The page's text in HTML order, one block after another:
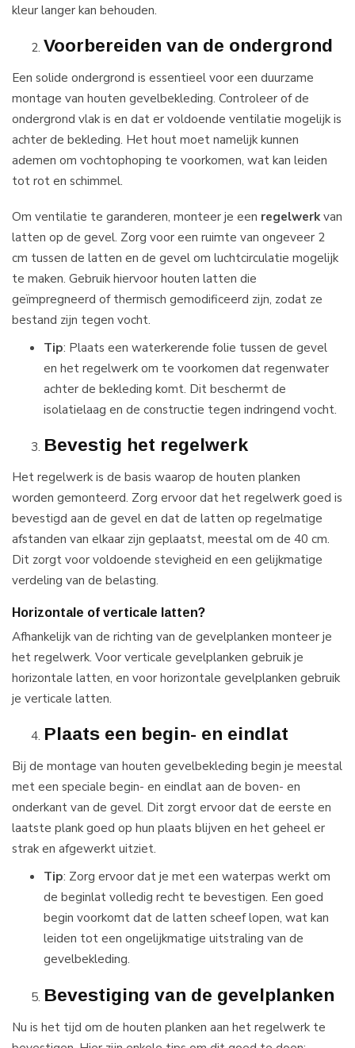
kleur langer kan behouden.
Voorbereiden van de ondergrond
Een solide ondergrond is essentieel voor een duurzame
montage van houten gevelbekleding. Controleer of de
ondergrond vlak is en dat er voldoende ventilatie mogelijk is
achter de bekleding. Het hout moet namelijk kunnen
ademen om vochtophoping te voorkomen, wat kan leiden
tot rot en schimmel.
Om ventilatie te garanderen, monteer je een regelwerkvan
latten op de gevel. Zorg voor een ruimte van ongeveer 2
cm tussen de latten en de gevel om luchtcirculatie mogelijk
te maken. Gebruik hiervoor houten latten die
geïmpregneerd of thermisch gemodificeerd zijn, zodat ze
bestand zijn tegen vocht.
Tip: Plaats een waterkerende folie tussen de gevel
en het regelwerk om te voorkomen dat regenwater
achter de bekleding komt. Dit beschermt de
isolatielaag en de constructie tegen indringend vocht.
Bevestig het regelwerk
Het regelwerk is de basis waarop de houten planken
worden gemonteerd. Zorg ervoor dat het regelwerk goed is
bevestigd aan de gevel en dat de latten op regelmatige
afstanden van elkaar zijn geplaatst, meestal om de 40 cm.
Dit zorgt voor voldoende stevigheid en een gelijkmatige
verdeling van de belasting.
Horizontale of verticale latten?
Afhankelijk van de richting van de gevelplanken monteer je
het regelwerk. Voor verticale gevelplanken gebruik je
horizontale latten, en voor horizontale gevelplanken gebruik
je verticale latten.
Plaats een begin- en eindlat
Bij de montage van houten gevelbekleding begin je meestal
met een speciale begin- en eindlat aan de boven- en
onderkant van de gevel. Dit zorgt ervoor dat de eerste en
laatste plank goed op hun plaats blijven en het geheel er
strak en afgewerkt uitziet.
Tip: Zorg ervoor dat je met een waterpas werkt om
de beginlat volledig recht te bevestigen. Een goed
begin voorkomt dat de latten scheef lopen, wat kan
leiden tot een ongelijkmatige uitstraling van de
gevelbekleding.
Bevestiging van de gevelplanken
Nu is het tijd om de houten planken aan het regelwerk te